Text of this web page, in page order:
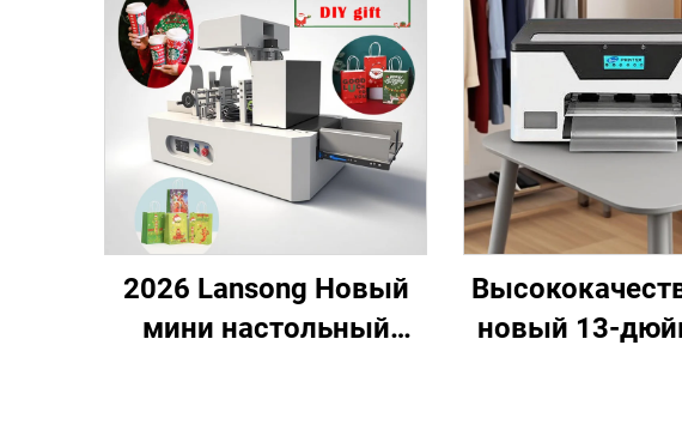
2026 Lansong Новый
мини настольный
новый 13-